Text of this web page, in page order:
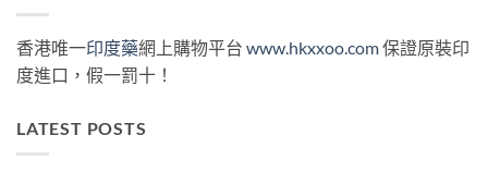
香港唯一印度藥網上購物平台 www.hkxxoo.com保證原裝印
度進口，假一罰十！
LATEST POSTS